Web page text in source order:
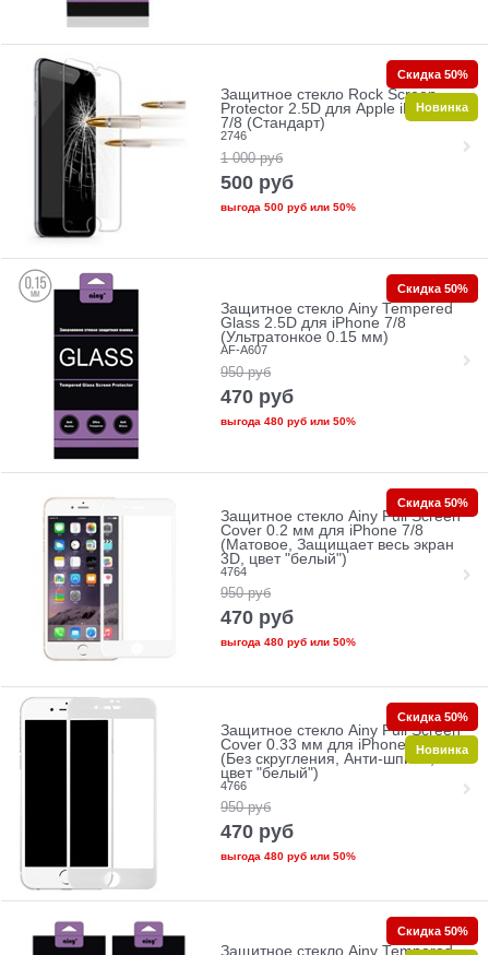
Защитное стекло Rock Screen
Protector 2.5D для Apple iPhone
7/8 (Стандарт)
2746
1 000 руб
500 руб
выгода 500 рубили 50%
Скидка 50%
Новинка
Защитное стекло Ainy Tempered
Glass 2.5D для iPhone 7/8
(Ультратонкое 0.15 мм)
AF-A607
950 руб
470 руб
выгода 480 рубили 50%
Скидка 50%
Защитное стекло Ainy Full Screen
Cover 0.2 мм для iPhone 7/8
(Матовое, Защищает весь экран
3D, цвет "белый")
4764
950 руб
470 руб
выгода 480 рубили 50%
Скидка 50%
Защитное стекло Ainy Full Screen
Cover 0.33 мм для iPhone 7/8
(Без скругления, Анти-шпион,
цвет "белый")
4766
950 руб
470 руб
выгода 480 рубили 50%
Скидка 50%
Новинка
Защитное стекло Ainy Tempered
Скидка 50%